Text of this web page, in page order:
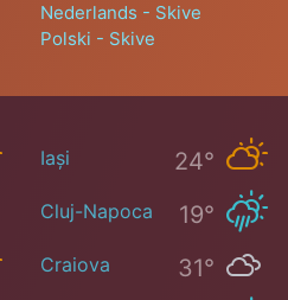
Nederlands - Skive
Polski - Skive
Iași 24°
Cluj-Napoca 19°
Craiova 31°